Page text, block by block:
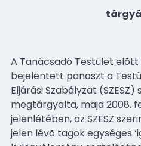
A Tanácsadó Testület
bejelentett panaszt a
Eljárási Szabályzat
megtárgyalta, majd 2008.
jelenlétében, az SZESZ
jelen lévõ tagok egységes